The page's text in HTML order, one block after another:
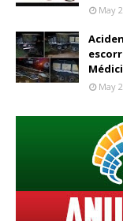
May
May